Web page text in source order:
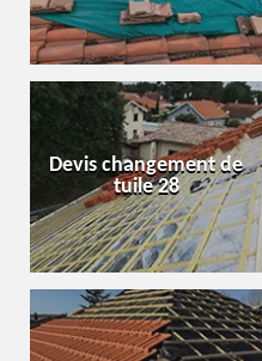
Devis changement de
tuile 28